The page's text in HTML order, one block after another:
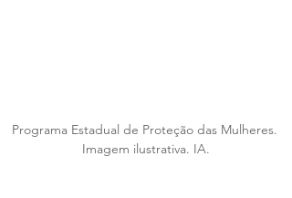
Programa Estadual de Proteção das Mulheres.
Imagem ilustrativa. IA.